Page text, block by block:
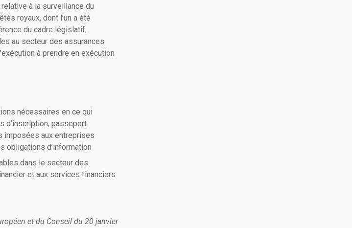
à la surveillance du
royaux, dont l’un a été
du cadre législatif,
au secteur des assurances
à prendre en exécution
nécessaires en ce qui
d’inscription, passeport
imposées aux entreprises
obligations d’information
dans le secteur des
et aux services financiers
et du Conseil du 20 janvier